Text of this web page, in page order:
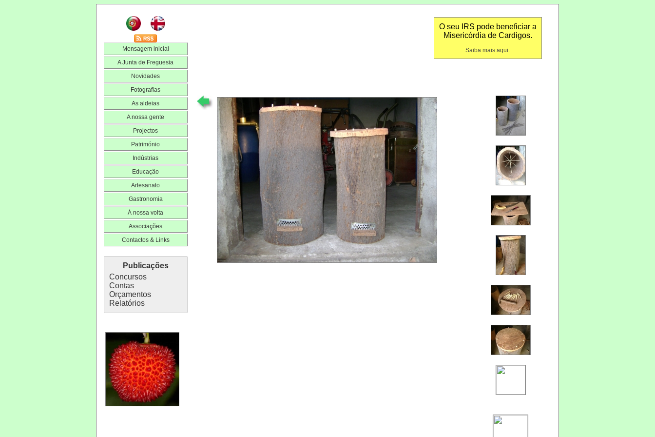
Mensagem inicial
A Junta de Freguesia
Novidades
Fotografias
As aldeias
A nossa gente
Projectos
Património
Indústrias
Educação
Artesanato
Gastronomia
À nossa volta
Associações
Contactos & Links
Publicações
Concursos
Contas
Orçamentos
Relatórios
O seu IRS pode beneficiar a
Misericórdia de Cardigos.
Saiba mais aqui.